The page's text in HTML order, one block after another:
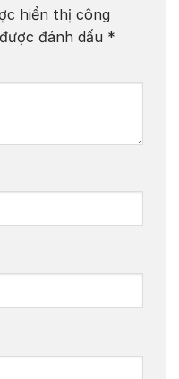
hiển thị công
đánh dấu *